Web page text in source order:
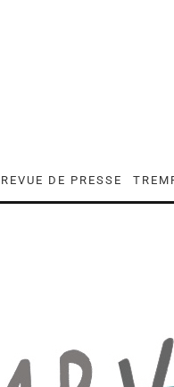
REVUE DE PRESSE